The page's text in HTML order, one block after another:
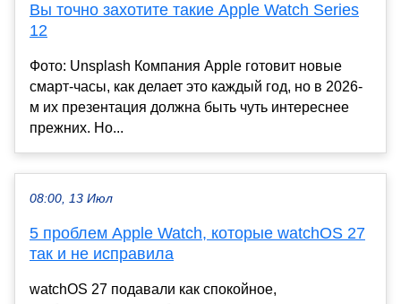
Вы точно захотите такие Apple Watch Series
12
Фото: Unsplash Компания Apple готовит новые
смарт-часы, как делает это каждый год, но в 2026-
м их презентация должна быть чуть интереснее
прежних. Но...
08:00, 13 Июл
5 проблем Apple Watch, которые watchOS 27
так и не исправила
watchOS 27 подавали как спокойное,